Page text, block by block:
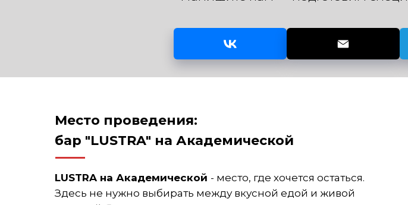
Место проведения:
бар "LUSTRA" на Академической
LUSTRA на Академической - место, где хочется остаться.
Здесь не нужно выбирать между вкусной едой и живой